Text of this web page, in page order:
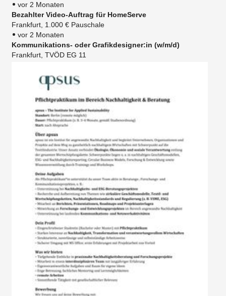
vor 2 Monaten
Bezahlter Video-Auftrag für HomeServe
Frankfurt, 1.000 € Pauschale
vor 2 Monaten
Kommunikations- oder Grafikdesigner:in (w/m/d)
Frankfurt, TVÖD EG 11